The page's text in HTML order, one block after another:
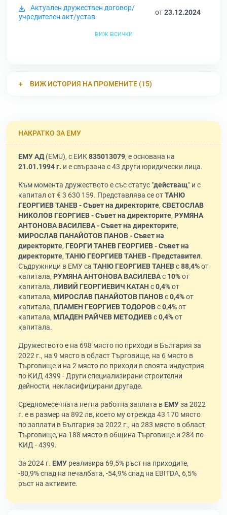
Актуален дружествен договор/
учредителен акт/устав
от23.12.2024
виж всички
ВИЖ ИСТОРИЯ НА ПРОМЕНИТЕ (15)
НАКРАТКО ЗА ЕМУ
ЕМУ АД(EMU), с ЕИК835013079, е основана на
21.01.1994 г. и е свързана с 43 други юридически лица.
Към момента дружеството е със статус "действащ" и с
капитал от € 3 630 159. Представлява се отТАНЮ
ГЕОРГИЕВ ТАНЕВ - Съвет на директорите, СВЕТОСЛАВ
НИКОЛОВ ГЕОРГИЕВ - Съвет на директорите, РУМЯНА
АНТОНОВА ВАСИЛЕВА - Съвет на директорите,
МИРОСЛАВ ПАНАЙОТОВ ПАНОВ - Съвет на
директорите, ГЕОРГИ ТАНЕВ ГЕОРГИЕВ - Съвет на
директорите, ТАНЮ ГЕОРГИЕВ ТАНЕВ - Представител.
Съдружници в ЕМУ са ТАНЮ ГЕОРГИЕВ ТАНЕВс88,4%от
капитала, РУМЯНА АНТОНОВА ВАСИЛЕВАс 10%от
капитала, ЛИВИЙ ГЕОРГИЕВИЧ КАТАН с0,4%от
капитала, МИРОСЛАВ ПАНАЙОТОВ ПАНОВс0,4%от
капитала, ПЛАМЕН ГЕОРГИЕВ ТОДОРОВс0,4%от
капитала, МЛАДЕН РАЙЧЕВ МЕТОДИЕВс0,4%от
капитала.
Дружеството е на 698 място по приходи в България за
2022 г., на 9 място в област Търговище, на 6 място в
Търговище и на 2 място по приходи в своята индустрия
по КИД 4399 - Други специализирани строителни
дейности, некласифицирани другаде.
Средномесечната нетна работна заплата в ЕМУза 2022
г. е в размер на 892 лв, което му отрежда 43 170 място
по заплати в България за 2022 г., на 283 място в област
Търговище, на 188 място в община Търговище и 284 по
КИД - 4399.
За 2024 г. ЕМУ реализира 69,5% ръст на приходите,
-80,9% спад на печалбата, -54,9% спад на EBITDA, 6,5%
ръст на активите.